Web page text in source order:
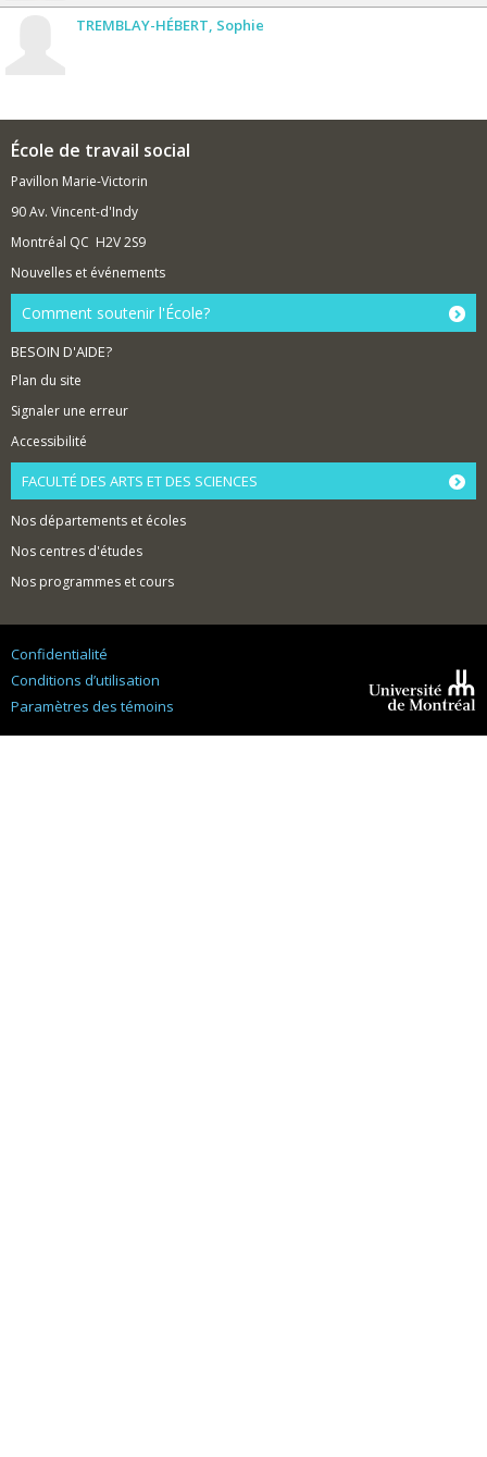
TREMBLAY-HÉBERT Sophie
École de travail social
Pavillon Marie-Victorin
90 Av. Vincent-d'Indy
Montréal QC H2V 2S9
Nouvelles et événements
Comment soutenir l'École?
BESOIN D'AIDE?
Plan du site
Signaler une erreur
Accessibilité
FACULTÉ DES ARTS ET DES SCIENCES
Nos départements et écoles
Nos centres d'études
Nos programmes et cours
Confidentialité
Conditions d’utilisation
Paramètres des témoins
Montréal